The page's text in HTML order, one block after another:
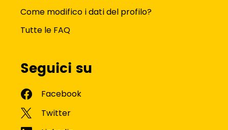
Come modifico i dati del profilo?
Tutte le FAQ
Seguici su